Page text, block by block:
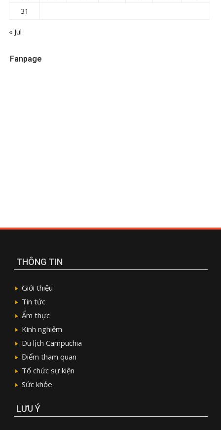
31
« Jul
Fanpage
THÔNG TIN
Giới thiệu
Tin tức
Ẩm thực
Kinh nghiệm
Du lịch Campuchia
Điểm tham quan
Tổ chức sự kiện
Sức khỏe
LƯU Ý